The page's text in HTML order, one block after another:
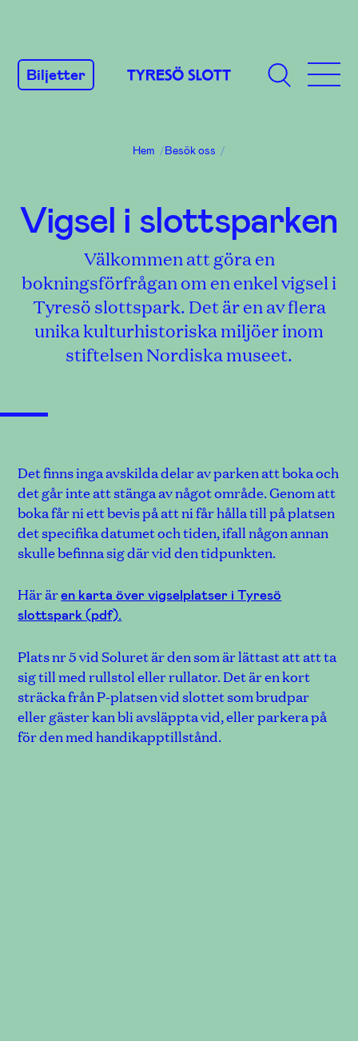
INNEHÅLL
Biljetter
Hem /Besök oss /
Vigsel i slottsparken
Välkommen att göra en
bokningsförfrågan om en enkel vigsel i
Tyresö slottspark. Det är en av flera
unika kulturhistoriska miljöer inom
stiftelsen Nordiska museet.
Det finns inga avskilda delar av parken att boka och
det går inte att stänga av något område. Genom att
boka får ni ett bevis på att ni får hålla till på platsen
det specifika datumet och tiden, ifall någon annan
skulle befinna sig där vid den tidpunkten.
Här ären karta över vigselplatser i Tyresö
slottspark (pdf).
Plats nr 5 vid Soluret är den som är lättast att att ta
sig till med rullstol eller rullator. Det är en kort
sträcka från P-platsen vid slottet som brudpar
eller gäster kan bli avsläppta vid, eller parkera på
för den med handikapptillstånd.